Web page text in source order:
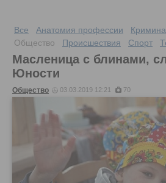
Все Анатомия профессии
Общество
Происшествия Спорт
Масленица с блинами,
Юности
Общество 03.03.2019 12:21 70